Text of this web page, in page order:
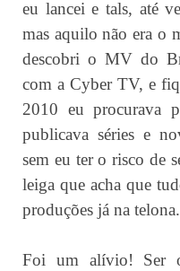
eu lancei e tals, até
mas aquilo não era o
descobri o MV do
com a Cyber TV, e
2010 eu procurava
publicava séries e
sem eu ter o risco de
leiga que acha que
produções já na telona.
Foi um alívio! Ser